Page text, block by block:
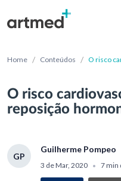
Home / Conteúdos / O risco
O risco
reposição
GP
Guilherme Pompeo
3 de Mar, 2020 • 7 min